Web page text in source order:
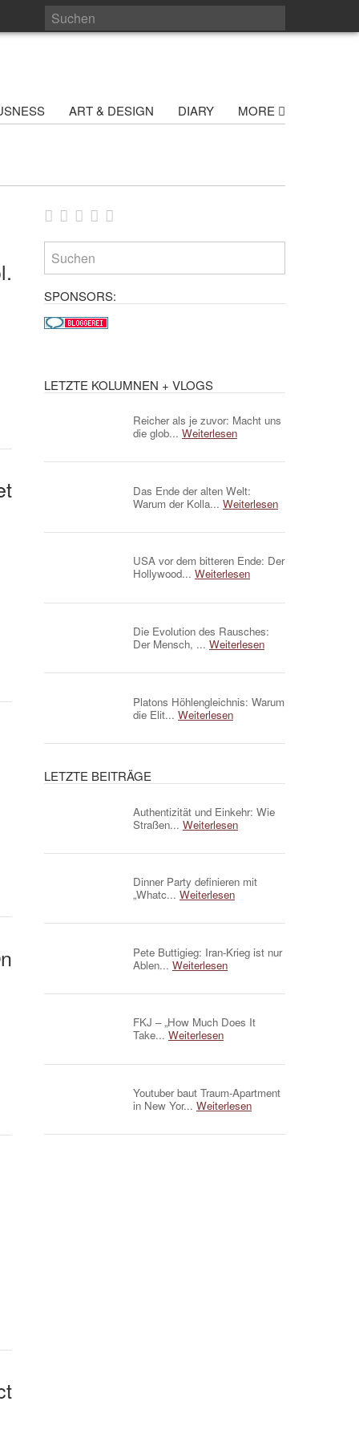
ART & DESIGN DIARY MORE
SPONSORS:
LETZTE KOLUMNEN + VLOGS
Reicher als je zuvor: Macht uns
die glob... Weiterlesen
Das Ende der alten Welt:
Warum der Kolla... Weiterlesen
USA vor dem bitteren Ende: Der
Hollywood... Weiterlesen
Die Evolution des Rausches:
Der Mensch, ... Weiterlesen
Platons Höhlengleichnis: Warum
die Elit... Weiterlesen
LETZTE BEITRÄGE
Authentizität und Einkehr: Wie
Straßen... Weiterlesen
Dinner Party definieren mit
„Whatc... Weiterlesen
Pete Buttigieg: Iran-Krieg ist nur
Ablen... Weiterlesen
FKJ – „How Much Does It
Take... Weiterlesen
Youtuber baut Traum-Apartment
in New Yor... Weiterlesen